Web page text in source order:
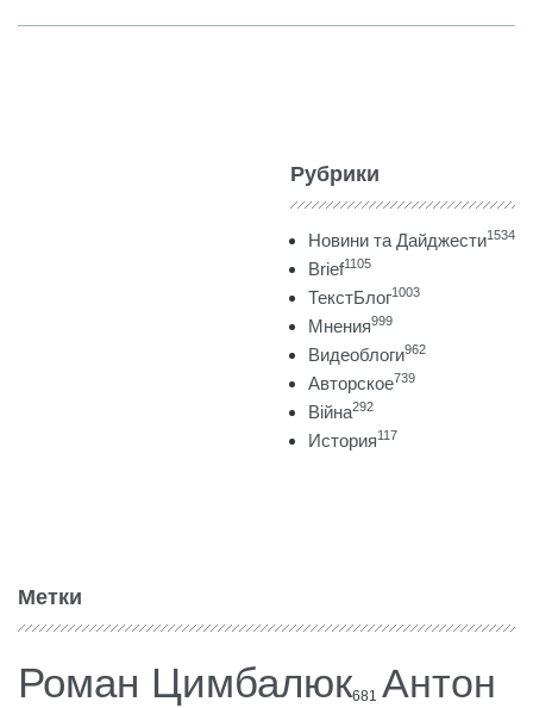
Рубрики
Новини та Дайджести1534
Brief1105
ТекстБлог1003
Мнения999
Видеоблоги962
Авторское739
Війна292
История117
Метки
Роман Цимбалюк681 Антон